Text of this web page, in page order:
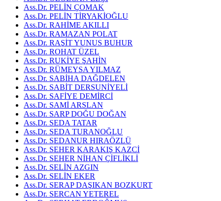
Ass.Dr. PELİN ÇOMAK
Ass.Dr. PELİN TİRYAKİOĞLU
Ass.Dr. RAHİME AKILLI
Ass.Dr. RAMAZAN POLAT
Ass.Dr. RAŞİT YUNUS BUHUR
Ass.Dr. ROHAT ÜZEL
Ass.Dr. RUKİYE ŞAHİN
Ass.Dr. RÜMEYSA YILMAZ
Ass.Dr. SABİHA DAĞDELEN
Ass.Dr. SABİT DERSUNİYELİ
Ass.Dr. SAFİYE DEMİRCİ
Ass.Dr. SAMİ ARSLAN
Ass.Dr. SARP DOĞU DOĞAN
Ass.Dr. SEDA TATAR
Ass.Dr. SEDA TURANOĞLU
Ass.Dr. SEDANUR HIRAÖZLÜ
Ass.Dr. SEHER KARAKIŞ KAZCİ
Ass.Dr. SEHER NİHAN ÇİFLİKLİ
Ass.Dr. SELİN AZGIN
Ass.Dr. SELİN EKER
Ass.Dr. SERAP DAŞIKAN BOZKURT
Ass.Dr. SERCAN YETEREL